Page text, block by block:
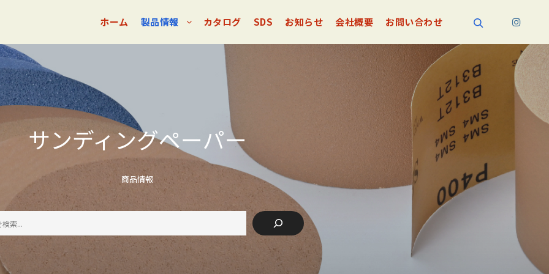
ホーム 製品情報 カタログ SDS お知らせ 会社概要 お問い合わせ
サンディングペーパー
商品情報